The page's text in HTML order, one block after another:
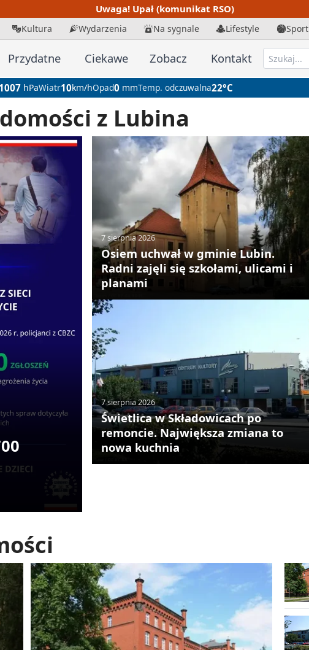
Uwaga! Upał (komunikat RSO)
Kultura Wydarzenia Na sygnale Lifestyle Sport
Przydatne Ciekawe Zobacz Kontakt
1007 hPaWiatr10km/hOpad0 mmTemp. odczuwalna22°C
z Lubina
7 sierpnia 2026
Osiem uchwał w gminie Lubin.
Radni zajęli się szkołami, ulicami i
planami
7 sierpnia 2026
Świetlica w Składowicach po
remoncie. Największa zmiana to
nowa kuchnia